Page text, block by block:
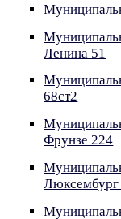
Ленина 51
68ст2
Фрунзе 224
Люксембург